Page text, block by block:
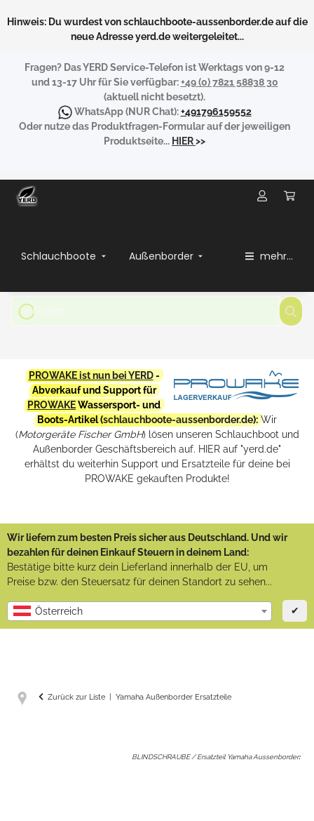
Hinweis: Du wurdest von schlauchboote-aussenborder.de auf die
neue Adresse yerd.de weitergeleitet...
Fragen? Das YERD Service-Telefon ist Werktags von 9-12
und 13-17 Uhr für Sie verfügbar:+49 (0) 7821 58838 30
(aktuell nicht besetzt).
WhatsApp(NUR Chat):+491796159552
Oder nutze das Produktfragen-Formular auf der jeweiligen
Produktseite... HIER>>
Schlauchboote Außenborder mehr...
PROWAKE ist nun bei YERD-
Abverkauf und Support für
PROWAKEWassersport- und
Boots-Artikel (schlauchboote-aussenborder.de): Wir
(Motorgeräte Fischer GmbH) lösen unseren Schlauchboot und
Außenborder Geschäftsbereich auf. HIER auf "yerd.de"
erhältst du weiterhin Support und Ersatzteile für deine bei
PROWAKE gekauften Produkte!
Wir liefern zum besten Preis sicher aus Deutschland. Und wir
bezahlen für deinen Einkauf Steuern in deinem Land:
Bestätige bitte kurz dein Lieferland innerhalb der EU, um
Preise bzw. den Steuersatz für deinen Standort zu sehen...
Österreich ✔
Zurück zur Liste Yamaha Außenborder Ersatzteile
BLINDSCHRAUBE / Ersatzteil Yamaha Aussenborder: